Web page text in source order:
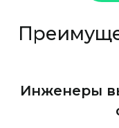
Инженеры